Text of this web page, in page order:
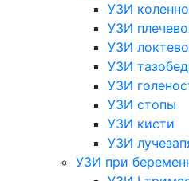
УЗИ
УЗИ
УЗИ
УЗИ
УЗИ
УЗИ стопы
УЗИ кисти
УЗИ
УЗИ при